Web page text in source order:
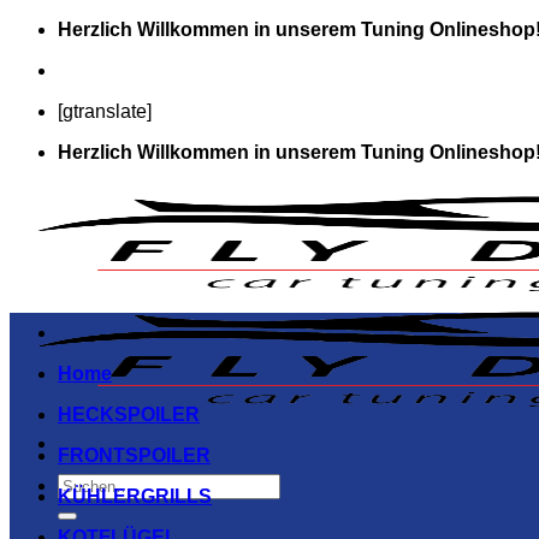
Zum
springen
Herzlich Willkommen in unserem Tuning
[gtranslate]
Herzlich Willkommen in unserem Tuning
Suchen
nach:
Home
HECKSPOILER
FRONTSPOILER
KÜHLERGRILLS